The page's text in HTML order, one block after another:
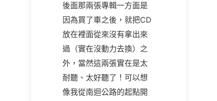
後面那兩張專輯一方面是
因為買了車之後，就把CD
放在裡面從來沒有拿出來
過（實在沒動力去換）之
外，當然這兩張實在是太
耐聽、太好聽了！可以想
像我從南迴公路的起點開